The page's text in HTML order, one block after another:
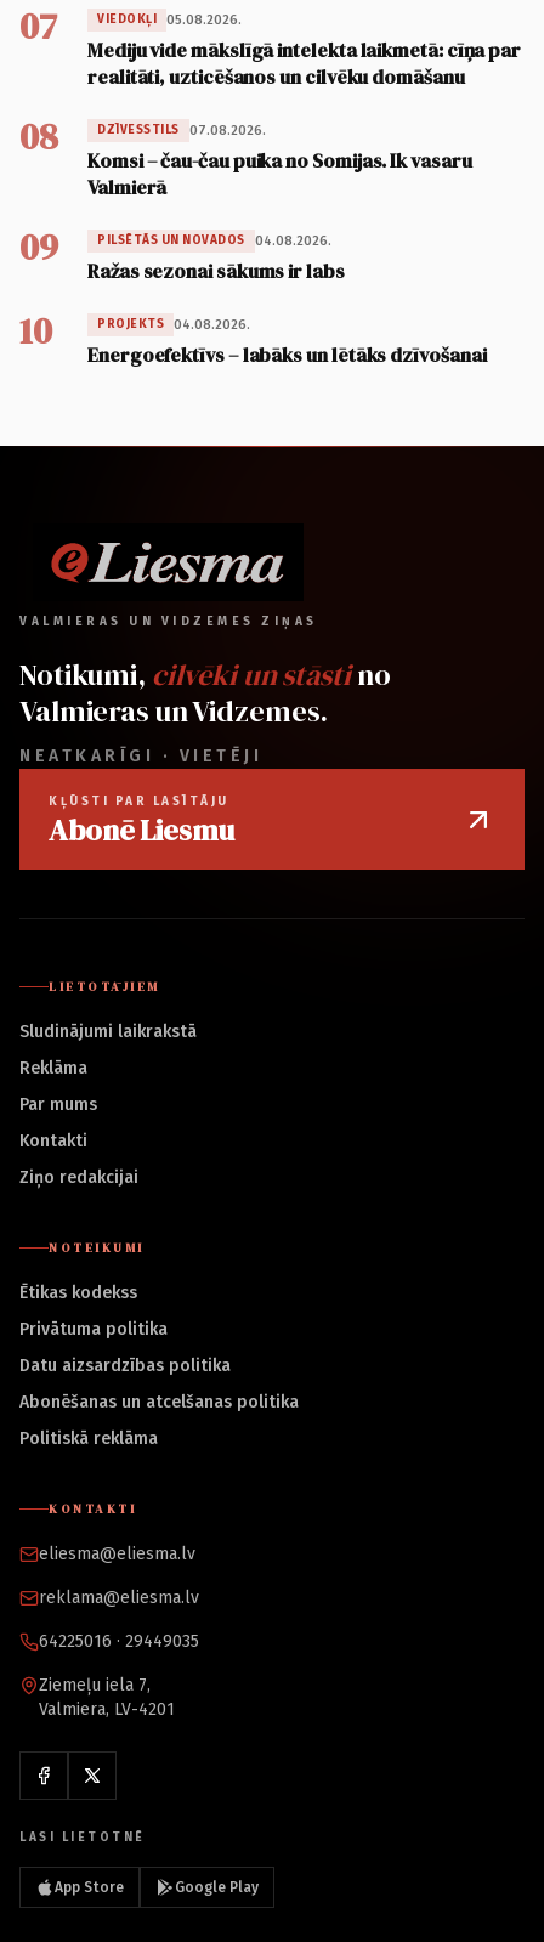
07 VIEDOKĻI 05.08.2026.
Mediju vide mākslīgā intelekta laikmetā: cīņa par
realitāti, uzticēšanos un cilvēku domāšanu
08 DZĪVESSTILS 07.08.2026.
Komsi – čau-čau puika no Somijas. Ik vasaru
Valmierā
09 PILSĒTĀS UN NOVADOS 04.08.2026.
Ražas sezonai sākums ir labs
10 PROJEKTS 04.08.2026.
Energoefektīvs – labāks un lētāks dzīvošanai
VALMIERAS UN VIDZEMES ZIŅAS
Notikumi, cilvēki un stāstino
Valmieras un Vidzemes.
NEATKARĪGI · VIETĒJI
KĻŪSTI PAR LASĪTĀJU
Abonē Liesmu
LIETOTĀJIEM
Sludinājumi laikrakstā
Reklāma
Par mums
Kontakti
Ziņo redakcijai
NOTEIKUMI
Ētikas kodekss
Privātuma politika
Datu aizsardzības politika
Abonēšanas un atcelšanas politika
Politiskā reklāma
KONTAKTI
eliesma@eliesma.lv
reklama@eliesma.lv
64225016 · 29449035
Ziemeļu iela 7,
Valmiera, LV-4201
LASI LIETOTNĒ
App Store Google Play